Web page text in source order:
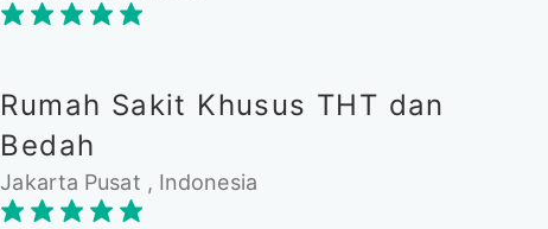
Rumah Sakit Khusus THT dan
Bedah
Jakarta Pusat , Indonesia